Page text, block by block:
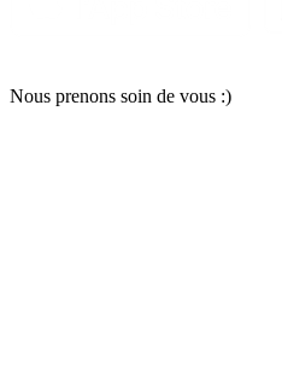
Nous prenons soin de vous :)